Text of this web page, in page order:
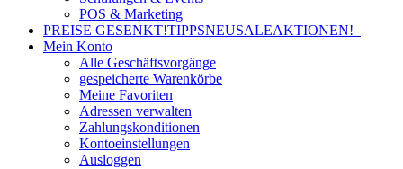
POS & Marketing
PREISE GESENKT!TIPPSNEUSALEAKTIONEN!
Mein Konto
Alle Geschäftsvorgänge
gespeicherte Warenkörbe
Meine Favoriten
Adressen verwalten
Zahlungskonditionen
Kontoeinstellungen
Ausloggen